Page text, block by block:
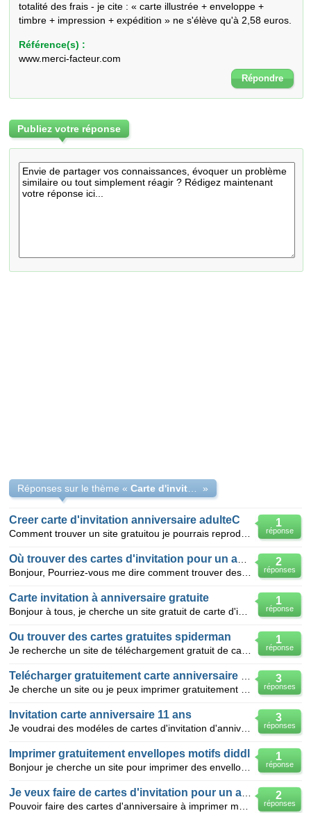
totalité des frais - je cite : « carte illustrée + enveloppe +
timbre + impression + expédition » ne s'élève qu'à 2,58 euros.
Référence(s) :
www.merci-facteur.com
Répondre
Publiez votre réponse
Réponses sur le thème « »
1
réponse
Creer carte d'invitation anniversaire adulteC
2
réponses
1
réponse
Carte invitation à anniversaire gratuite
1
réponse
Ou trouver des cartes gratuites spiderman
3
réponses
3
réponses
Invitation carte anniversaire 11 ans
1
réponse
Imprimer gratuitement envellopes motifs diddl
2
réponses